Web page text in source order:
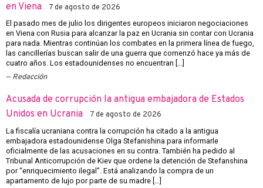
en Viena
7 de agosto de 2026
El pasado mes de julio los dirigentes europeos iniciaron negociaciones
en Viena con Rusia para alcanzar la paz en Ucrania sin contar con Ucrania
para nada. Mientras continúan los combates en la primera línea de fuego,
las cancillerías buscan salir de una guerra que comenzó hace ya más de
cuatro años. Los estadounidenses no encuentran […]
Redacción
Acusada de corrupción la antigua embajadora de Estados
Unidos en Ucrania
7 de agosto de 2026
La fiscalía ucraniana contra la corrupción ha citado a la antigua
embajadora estadounidense Olga Stefanishina para informarle
oficialmente de las acusaciones en su contra. También ha pedido al
Tribunal Anticorrupción de Kiev que ordene la detención de Stefanshina
por “enriquecimiento ilegal”. Está analizando la compra de un
apartamento de lujo por parte de su madre […]